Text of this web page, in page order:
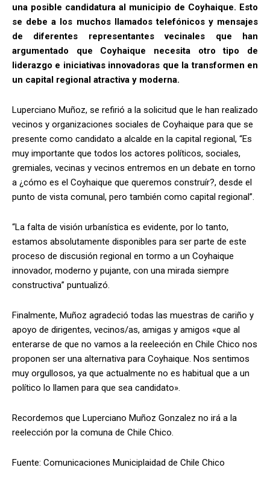
una posible candidatura al municipio de Coyhaique. Esto
se debe a los muchos llamados telefónicos y mensajes
de diferentes representantes vecinales que han
argumentado que Coyhaique necesita otro tipo de
liderazgo e iniciativas innovadoras que la transformen en
un capital regional atractiva y moderna.
Luperciano Muñoz, se refirió a la solicitud que le han realizado
vecinos y organizaciones sociales de Coyhaique para que se
presente como candidato a alcalde en la capital regional, “Es
muy importante que todos los actores políticos, sociales,
gremiales, vecinas y vecinos entremos en un debate en torno
a ¿cómo es el Coyhaique que queremos construír?, desde el
punto de vista comunal, pero también como capital regional”.
“La falta de visión urbanística es evidente, por lo tanto,
estamos absolutamente disponibles para ser parte de este
proceso de discusión regional en tormo a un Coyhaique
innovador, moderno y pujante, con una mirada siempre
constructiva” puntualizó.
Finalmente, Muñoz agradeció todas las muestras de cariño y
apoyo de dirigentes, vecinos/as, amigas y amigos «que al
enterarse de que no vamos a la reeleeción en Chile Chico nos
proponen ser una alternativa para Coyhaique. Nos sentimos
muy orgullosos, ya que actualmente no es habitual que a un
político lo llamen para que sea candidato».
Recordemos que Luperciano Muñoz Gonzalez no irá a la
reelección por la comuna de Chile Chico.
Fuente: Comunicaciones Municiplaidad de Chile Chico